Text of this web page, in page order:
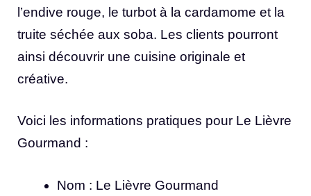
l’endive rouge, le turbot à la cardamome et la
truite séchée aux soba. Les clients pourront
ainsi découvrir une cuisine originale et
créative.
Voici les informations pratiques pour Le Lièvre
Gourmand :
Nom : Le Lièvre Gourmand